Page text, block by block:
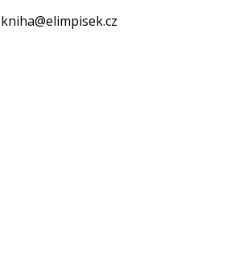
kniha@elimpisek.cz